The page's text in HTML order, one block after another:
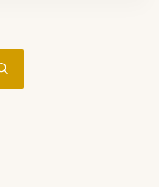
Submit search